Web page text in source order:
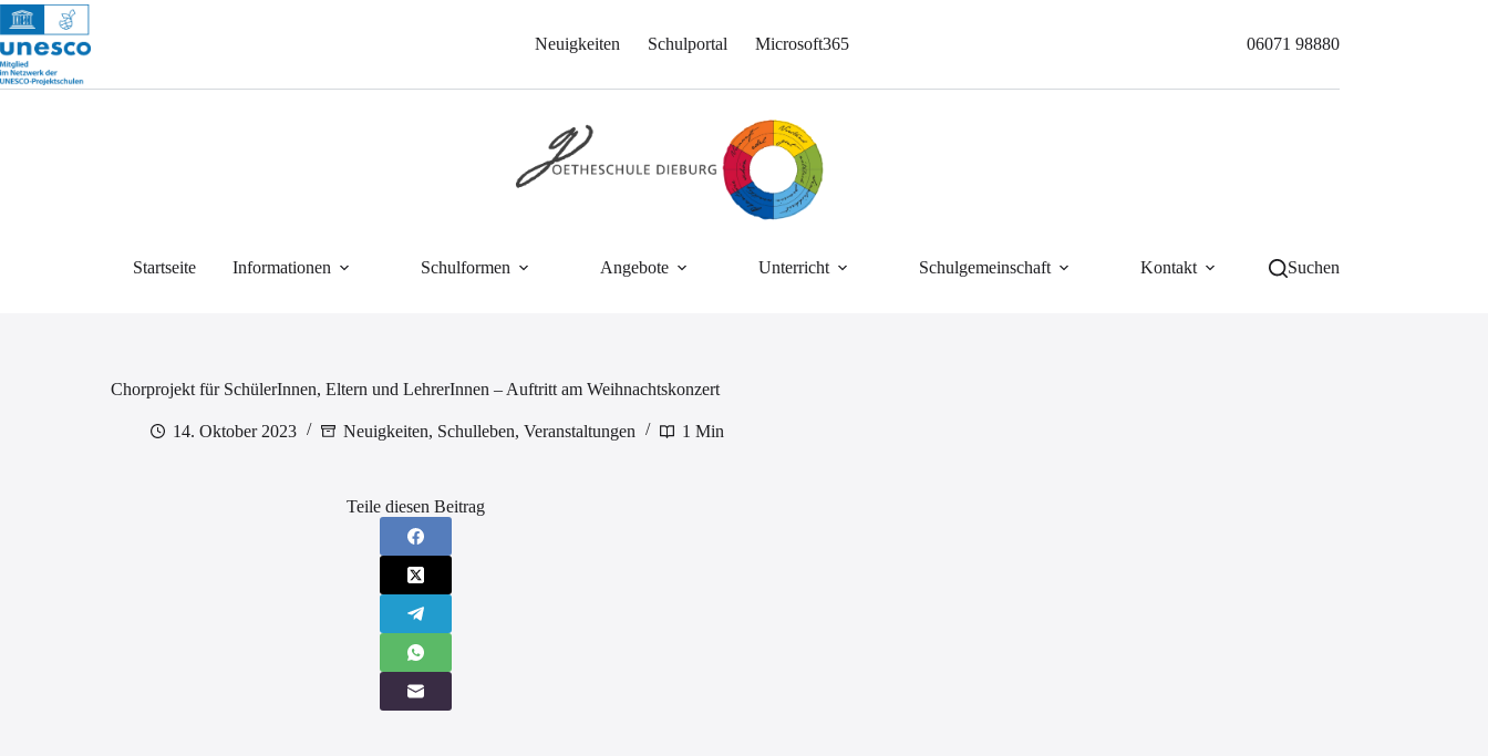
Zum
Inhalt
springen
Neuigkeiten Schulportal Microsoft365 06071 98880
Startseite Informationen Schulformen Angebote Unterricht Schulgemeinschaft Kontakt Suchen
Chorprojekt für SchülerInnen, Eltern und LehrerInnen – Auftritt am Weihnachtskonzert
14. Oktober 2023 Neuigkeiten, Schulleben, Veranstaltungen 1 Min
Teile diesen Beitrag